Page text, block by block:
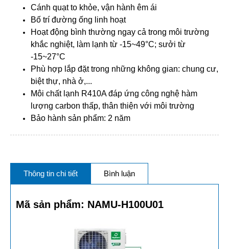
Cánh quạt to khỏe, vận hành êm ái
Bố trí đường ống linh hoạt
Hoạt động bình thường ngay cả trong môi trường
khắc nghiệt, làm lạnh từ -15~49°C; sưởi từ
-15~27°C
Phù hợp lắp đặt trong những không gian: chung cư,
biệt thự, nhà ở,...
Môi chất lạnh R410A đáp ứng công nghệ hàm
lượng carbon thấp, thân thiện với môi trường
Bảo hành sản phẩm: 2 năm
Thông tin chi tiết Bình luận
Mã sản phẩm: NAMU-H100U01